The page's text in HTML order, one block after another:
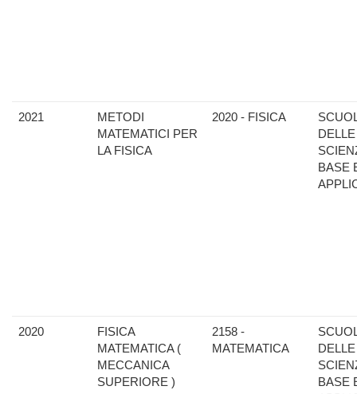
2021
METODI
MATEMATICI PER
LA FISICA
2020 - FISICA
DELLE
BASE
2020
FISICA
MATEMATICA (
MECCANICA
SUPERIORE )
2158 -
MATEMATICA
DELLE
BASE